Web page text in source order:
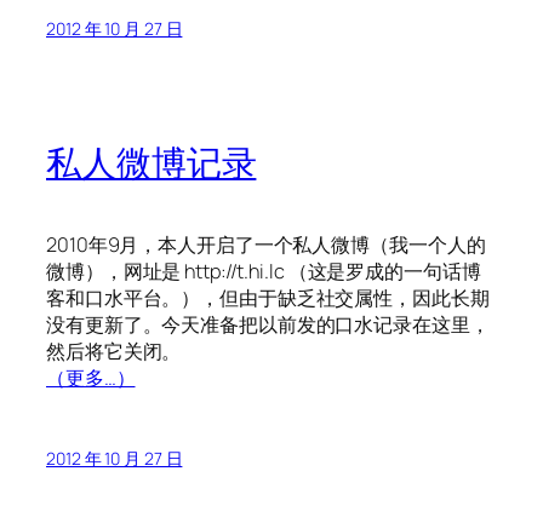
2012 年 10 月 27 日
私人微博记录
2010年9月，本人开启了一个私人微博（我一个人的
微博），网址是 http://t.hi.lc （这是罗成的一句话博
客和口水平台。），但由于缺乏社交属性，因此长期
没有更新了。今天准备把以前发的口水记录在这里，
然后将它关闭。
（更多…）
2012 年 10 月 27 日